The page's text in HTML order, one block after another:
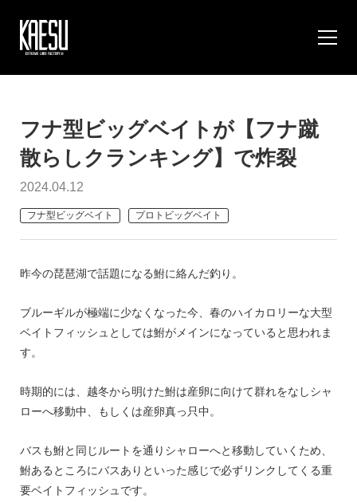
フナ型ビッグベイトが【フナ蹴
散らしクランキング】で炸裂
2024.04.12
フナ型ビッグベイト プロトビッグベイト
昨今の琵琶湖で話題になる鮒に絡んだ釣り。
ブルーギルが極端に少なくなった今、春のハイカロリーな大型
ベイトフィッシュとしては鮒がメインになっていると思われま
す。
時期的には、越冬から明けた鮒は産卵に向けて群れをなしシャ
ローへ移動中、もしくは産卵真っ只中。
バスも鮒と同じルートを通りシャローへと移動していくため、
鮒あるところにバスありといった感じで必ずリンクしてくる重
要ベイトフィッシュです。